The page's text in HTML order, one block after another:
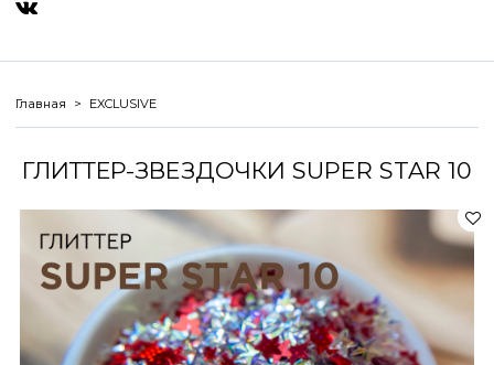
Главная EXCLUSIVE
ГЛИТТЕР-ЗВЕЗДОЧКИ SUPER STAR 10